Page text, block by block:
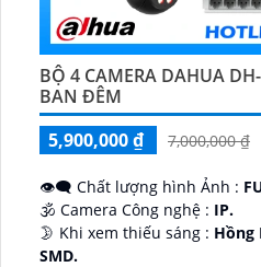
BỘ 4 CAMERA DAHUA
BAN ĐÊM
5,900,000 ₫
7,000,000 ₫
👁️‍🗨 Chất lượng hình Ảnh :
🕉️ Camera Công nghệ : IP.
🌛 Khi xem thiếu sáng : Hồng
SMD.